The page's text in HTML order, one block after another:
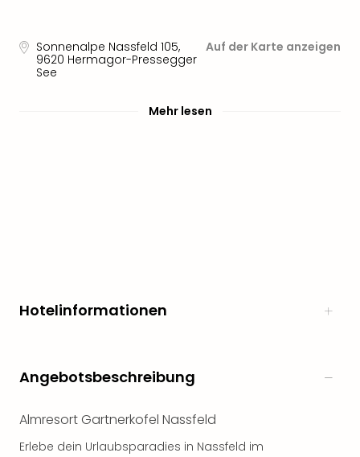
Sonnenalpe Nassfeld 105,
9620 Hermagor-Pressegger
See
Auf der Karte anzeigen
Mehr lesen
Hotelinformationen
Angebotsbeschreibung
Almresort Gartnerkofel Nassfeld
Erlebe dein Urlaubsparadies in Nassfeld im